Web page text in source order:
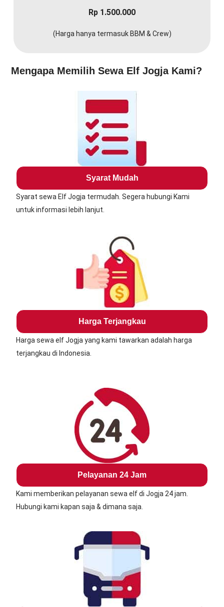
Rp 1.500.000
(Harga hanya termasuk BBM & Crew)
Mengapa Memilih Sewa Elf Jogja Kami?
Syarat Mudah
Syarat sewa Elf Jogja termudah. Segera hubungi Kami
untuk informasi lebih lanjut.
Harga Terjangkau
Harga sewa elf Jogja yang kami tawarkan adalah harga
terjangkau di Indonesia.
Pelayanan 24 Jam
Kami memberikan pelayanan sewa elf di Jogja 24 jam.
Hubungi kami kapan saja & dimana saja.